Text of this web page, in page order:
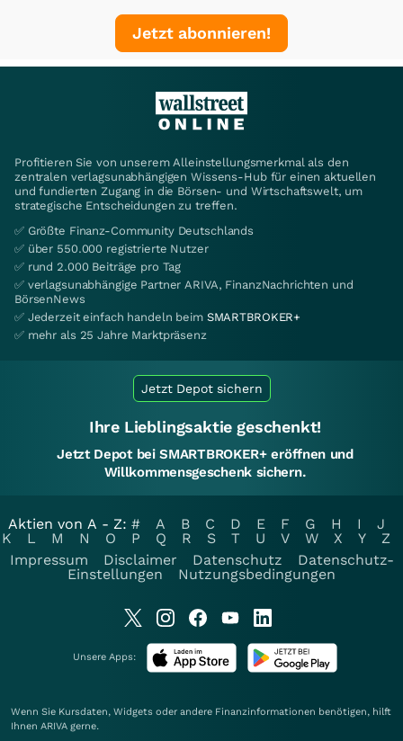
Jetzt abonnieren!
Profitieren Sie von unserem Alleinstellungsmerkmal als den
zentralen verlagsunabhängigen Wissens-Hub für einen aktuellen
und fundierten Zugang in die Börsen- und Wirtschaftswelt, um
strategische Entscheidungen zu treffen.
✅ Größte Finanz-Community Deutschlands
✅ über 550.000 registrierte Nutzer
✅ rund 2.000 Beiträge pro Tag
✅ verlagsunabhängige Partner ARIVA, FinanzNachrichten und
BörsenNews
✅ Jederzeit einfach handeln beim SMARTBROKER+
✅ mehr als 25 Jahre Marktpräsenz
Jetzt Depot sichern
Ihre Lieblingsaktie geschenkt!
Jetzt Depot bei SMARTBROKER+ eröffnen und
Willkommensgeschenk sichern.
Aktien von A - Z: # A B C D E F G H I
J
K
L M N O P Q R S T U V W X Y
Z
Impressum
Disclaimer Datenschutz
Datenschutz-
Einstellungen
Nutzungsbedingungen
Unsere Apps:
Wenn Sie Kursdaten, Widgets oder andere Finanzinformationen benötigen, hilft
Ihnen ARIVA gerne.